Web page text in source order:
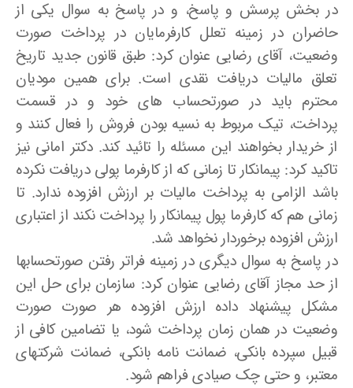
در بخش پرسش و پاسخ، و در پاسخ به سوال یکی از
حاضران در زمینه تعلل کارفرمایان در پرداخت صورت
وضعیت، آقای رضایی عنوان کرد: طبق قانون جدید تاریخ
تعلق مالیات دریافت نقدی است. برای همین مودیان
محترم باید در صورتحساب های خود و در قسمت
پرداخت، تیک مربوط به نسیه بودن فروش را فعال کنند و
از خریدار بخواهند این مسئله را تائید کند. دکتر امانی نیز
تاکید کرد: پیمانکار تا زمانی که از کارفرما پولی دریافت نکرده
باشد الزامی به پرداخت مالیات بر ارزش افزوده ندارد. تا
زمانی هم که کارفرما پول پیمانکار را پرداخت نکند از اعتباری
ارزش افزوده برخوردار نخواهد شد.
در پاسخ به سوال دیگری در زمینه فراتر رفتن صورتحسابها
از حد مجاز آقای رضایی عنوان کرد: سازمان برای حل این
مشکل پیشنهاد داده ارزش افزوده هر صورت صورت
وضعیت در همان زمان پرداخت شود، یا تضامین کافی از
قبیل سپرده بانکی، ضمانت نامه بانکی، ضمانت شرکتهای
معتبر، و حتی چک صیادی فراهم شود.